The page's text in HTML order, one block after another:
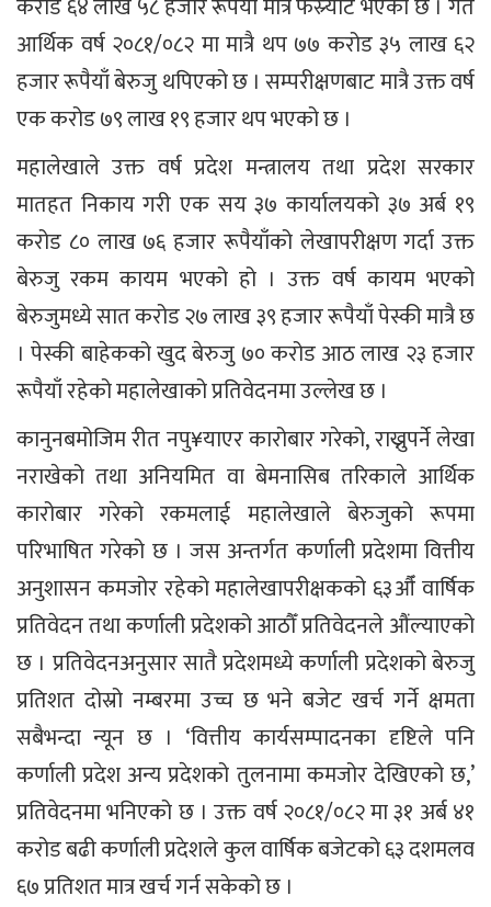
आर्थिक वर्ष २०८१/०८२ मा मात्रै थप ७७ करोड ३५ लाख ६२
हजार रूपैयाँ बेरुजु थपिएको छ । सम्परीक्षणबाट मात्रै उक्त वर्ष
एक करोड ७९ लाख १९ हजार थप भएको छ ।
महालेखाले उक्त वर्ष प्रदेश मन्त्रालय तथा प्रदेश सरकार
मातहत निकाय गरी एक सय ३७ कार्यालयको ३७ अर्ब १९
करोड ८० लाख ७६ हजार रूपैयाँको लेखापरीक्षण गर्दा उक्त
बेरुजु रकम कायम भएको हो । उक्त वर्ष कायम भएको
बेरुजुमध्ये सात करोड २७ लाख ३९ हजार रूपैयाँ पेस्की मात्रै छ
। पेस्की बाहेकको खुद बेरुजु ७० करोड आठ लाख २३ हजार
रूपैयाँ रहेको महालेखाको प्रतिवेदनमा उल्लेख छ ।
कानुनबमोजिम रीत नपु¥याएर कारोबार गरेको, राख्नुपर्ने लेखा
नराखेको तथा अनियमित वा बेमनासिब तरिकाले आर्थिक
कारोबार गरेको रकमलाई महालेखाले बेरुजुको रूपमा
परिभाषित गरेको छ । जस अन्तर्गत कर्णाली प्रदेशमा वित्तीय
अनुशासन कमजोर रहेको महालेखापरीक्षकको ६३औँ वार्षिक
प्रतिवेदन तथा कर्णाली प्रदेशको आठौँ प्रतिवेदनले औंल्याएको
छ । प्रतिवेदनअनुसार सातै प्रदेशमध्ये कर्णाली प्रदेशको बेरुजु
प्रतिशत दोस्रो नम्बरमा उच्च छ भने बजेट खर्च गर्ने क्षमता
सबैभन्दा न्यून छ । ‘वित्तीय कार्यसम्पादनका दृष्टिले पनि
कर्णाली प्रदेश अन्य प्रदेशको तुलनामा कमजोर देखिएको छ,’
प्रतिवेदनमा भनिएको छ । उक्त वर्ष २०८१/०८२ मा ३१ अर्ब ४१
करोड बढी कर्णाली प्रदेशले कुल वार्षिक बजेटको ६३ दशमलव
६७ प्रतिशत मात्र खर्च गर्न सकेको छ ।